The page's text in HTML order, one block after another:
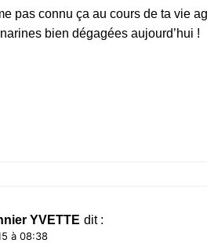
pas connu ça au cours de ta vie
bien dégagées aujourd’hui !
YVETTE dit :
à 08:38